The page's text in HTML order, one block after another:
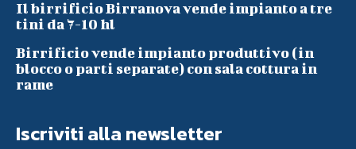
Il birrificio Birranova vende impianto a tre
tini da 7-10 hl
Birrificio vende impianto produttivo (in
blocco o parti separate) con sala cottura in
rame
Iscriviti alla newsletter